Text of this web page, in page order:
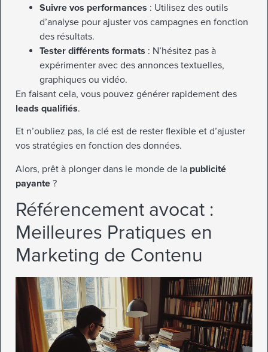
Suivre vos performances : Utilisez des outils
d’analyse pour ajuster vos campagnes en fonction
des résultats.
Tester différents formats : N’hésitez pas à
expérimenter avec des annonces textuelles,
graphiques ou vidéo.
En faisant cela, vous pouvez générer rapidement des
leads qualifiés.
Et n’oubliez pas, la clé est de rester flexible et d’ajuster
vos stratégies en fonction des données.
Alors, prêt à plonger dans le monde de la publicité
payante ?
Référencement avocat :
Meilleures Pratiques en
Marketing de Contenu